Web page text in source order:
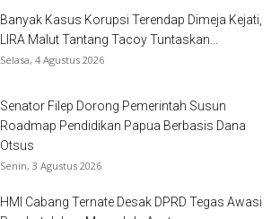
Banyak Kasus Korupsi Terendap Dimeja Kejati,
LIRA Malut Tantang Tacoy Tuntaskan...
Selasa, 4 Agustus 2026
Senator Filep Dorong Pemerintah Susun
Roadmap Pendidikan Papua Berbasis Dana
Otsus
Senin, 3 Agustus 2026
HMI Cabang Ternate Desak DPRD Tegas Awasi